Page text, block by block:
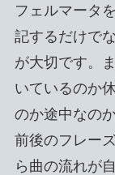
フェルマータ
記するだけで
が大切です。
いているのか
のか途中なの
前後のフレー
ら曲の流れが